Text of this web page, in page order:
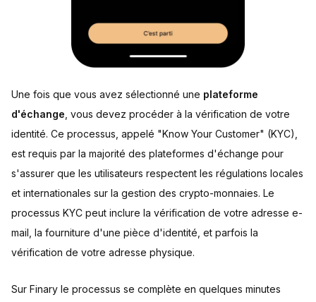
Une fois que vous avez sélectionné une plateforme
d'échange , vous devez procéder à la vérification de votre
identité. Ce processus, appelé "Know Your Customer" (KYC),
est requis par la majorité des plateformes d'échange pour
s'assurer que les utilisateurs respectent les régulations locales
et internationales sur la gestion des crypto-monnaies. Le
processus KYC peut inclure la vérification de votre adresse e-
mail, la fourniture d'une pièce d'identité, et parfois la
vérification de votre adresse physique.
Sur Finary le processus se complète en quelques minutes